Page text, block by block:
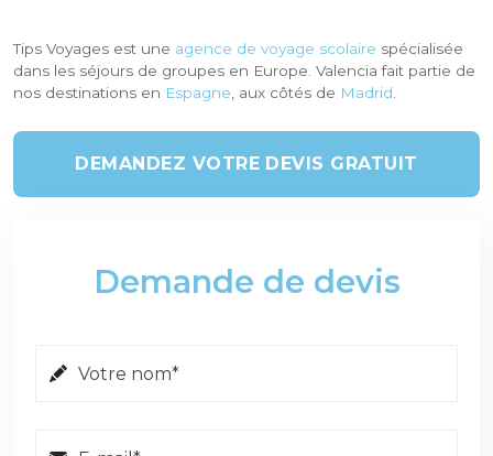
Tips Voyages est une agence de voyage scolaire spécialisée
dans les séjours de groupes en Europe. Valencia fait partie de
nos destinations en Espagne , aux côtés de Madrid
DEMANDEZ VOTRE DEVIS GRATUIT
Demande de devis